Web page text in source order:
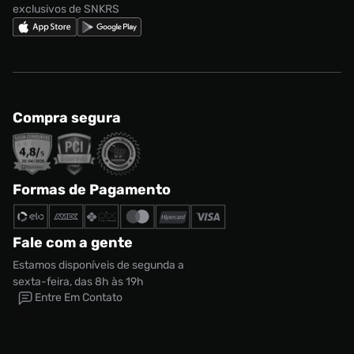
exclusivos de SNKRS
Compra segura
Formas de Pagamento
Fale com a gente
Estamos disponíveis de segunda a
sexta-feira, das 8h às 19h
Entre Em Contato